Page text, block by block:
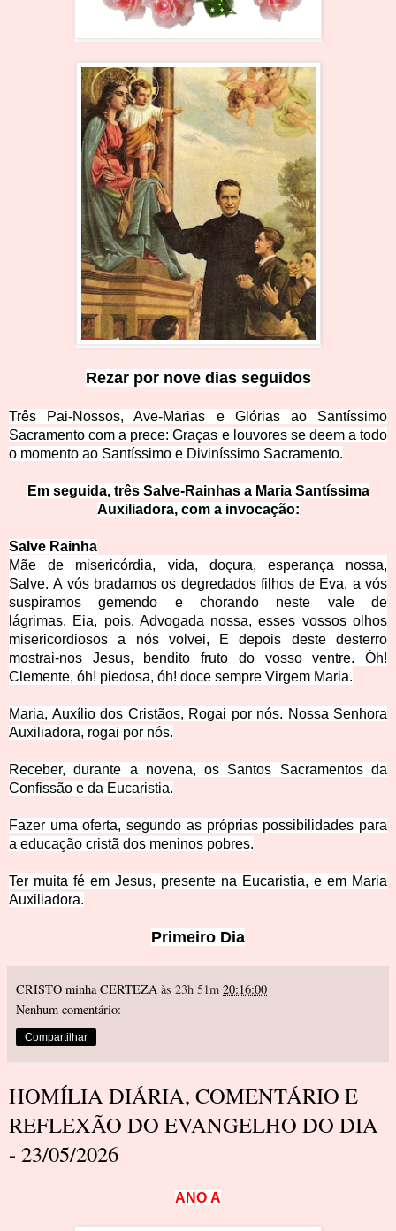
Rezar por nove dias seguidos
Três Pai-Nossos, Ave-Marias e Glórias ao Santíssimo
Sacramento com a prece:Graças e louvores se deem a todo
o momento ao Santíssimo e Diviníssimo Sacramento.
Em seguida, três Salve-Rainhas a Maria Santíssima
Auxiliadora, com a invocação:
Salve Rainha
Mãe de misericórdia, vida, doçura, esperança nossa,
Salve. A vós bradamos os degredados filhos de Eva, a vós
suspiramos gemendo e chorando neste vale de
lágrimas. Eia, pois, Advogada nossa, esses vossos olhos
misericordiosos a nós volvei, E depois deste desterro
mostrai-nos Jesus, bendito fruto do vosso ventre. Óh!
Clemente, óh! piedosa, óh! doce sempre Virgem Maria.
Maria, Auxílio dos Cristãos, Rogai por nós. Nossa Senhora
Auxiliadora, rogai por nós.
Receber, durante a novena, os Santos Sacramentos da
Confissão e da Eucaristia.
Fazer uma oferta, segundo as próprias possibilidades para
a educação cristã dos meninos pobres.
Ter muita fé em Jesus, presente na Eucaristia, e em Maria
Auxiliadora.
Primeiro Dia
CRISTO minha CERTEZA às 23h 51m 20:16:00
Nenhum comentário:
Compartilhar
HOMÍLIA DIÁRIA, COMENTÁRIO E
REFLEXÃO DO EVANGELHO DO DIA
- 23/05/2026
A NO A